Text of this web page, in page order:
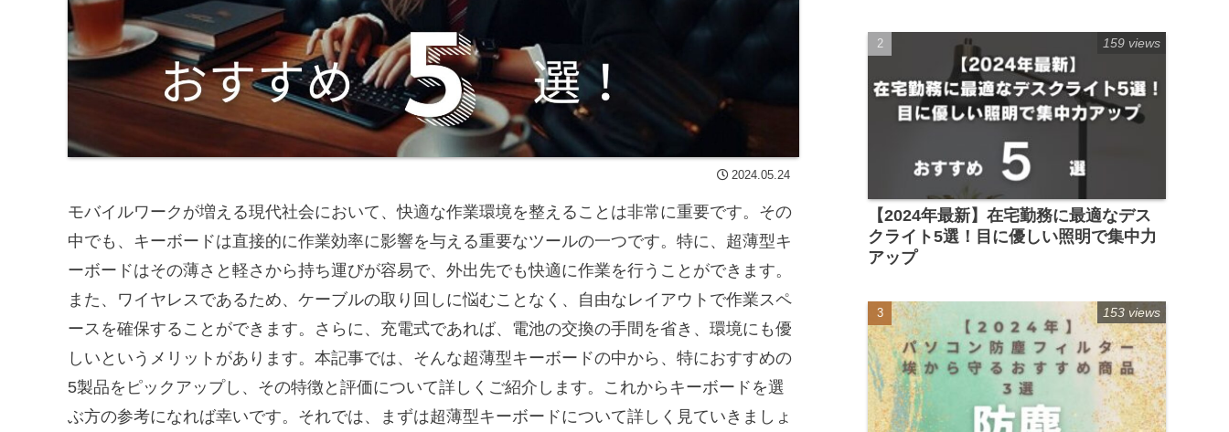
2024.05.24
モバイルワークが増える現代社会において、快適な作業環境を整えることは非常に重要です。その
中でも、キーボードは直接的に作業効率に影響を与える重要なツールの一つです。特に、超薄型キ
ーボードはその薄さと軽さから持ち運びが容易で、外出先でも快適に作業を行うことができます。
また、ワイヤレスであるため、ケーブルの取り回しに悩むことなく、自由なレイアウトで作業スペ
ースを確保することができます。さらに、充電式であれば、電池の交換の手間を省き、環境にも優
しいというメリットがあります。本記事では、そんな超薄型キーボードの中から、特におすすめの
5製品をピックアップし、その特徴と評価について詳しくご紹介します。これからキーボードを選
ぶ方の参考になれば幸いです。それでは、まずは超薄型キーボードについて詳しく見ていきましょ
【2024年最新】在宅勤務に最適なデス
クライト5選！目に優しい照明で集中力
アップ
159 views
153 views